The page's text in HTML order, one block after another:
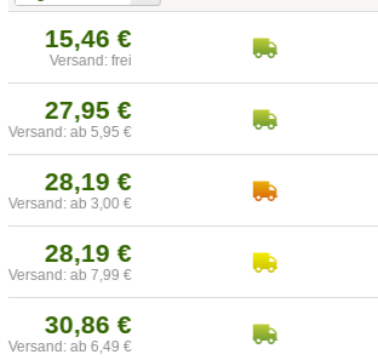
15,46 €
Versand: frei
27,95 €
Versand: ab 5,95 €
28,19 €
Versand: ab 3,00 €
28,19 €
Versand: ab 7,99 €
30,86 €
Versand: ab 6,49 €